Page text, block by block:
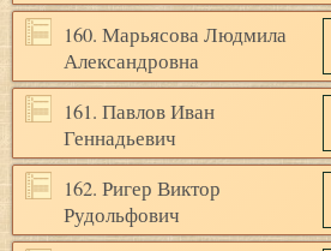
160. Марьясова Людмила
Александровна
161. Павлов Иван
Геннадьевич
162. Ригер Виктор
Рудольфович